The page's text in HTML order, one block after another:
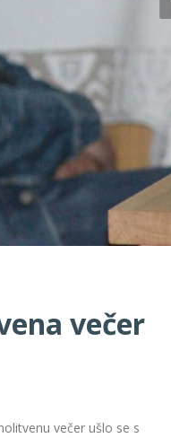
večer
večer ušlo se s